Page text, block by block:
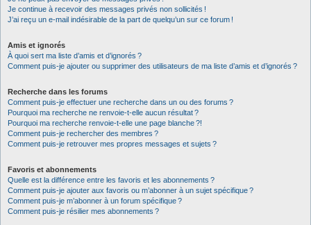
Je continue à recevoir des messages privés non sollicités !
J’ai reçu un e-mail indésirable de la part de quelqu’un sur ce forum !
Amis et ignorés
À quoi sert ma liste d’amis et d’ignorés ?
Comment puis-je ajouter ou supprimer des utilisateurs de ma liste d’amis et d’ignorés ?
Recherche dans les forums
Comment puis-je effectuer une recherche dans un ou des forums ?
Pourquoi ma recherche ne renvoie-t-elle aucun résultat ?
Pourquoi ma recherche renvoie-t-elle une page blanche ?!
Comment puis-je rechercher des membres ?
Comment puis-je retrouver mes propres messages et sujets ?
Favoris et abonnements
Quelle est la différence entre les favoris et les abonnements ?
Comment puis-je ajouter aux favoris ou m’abonner à un sujet spécifique ?
Comment puis-je m’abonner à un forum spécifique ?
Comment puis-je résilier mes abonnements ?